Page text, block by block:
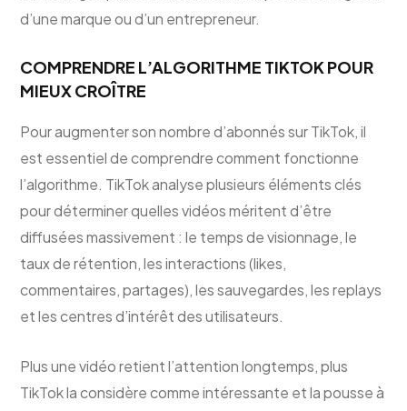
d’une marque ou d’un entrepreneur.
COMPRENDRE L’ALGORITHME TIKTOK POUR
MIEUX CROÎTRE
Pour augmenter son nombre d’abonnés sur TikTok, il
est essentiel de comprendre comment fonctionne
l’algorithme. TikTok analyse plusieurs éléments clés
pour déterminer quelles vidéos méritent d’être
diffusées massivement : le temps de visionnage, le
taux de rétention, les interactions (likes,
commentaires, partages), les sauvegardes, les replays
et les centres d’intérêt des utilisateurs.
Plus une vidéo retient l’attention longtemps, plus
TikTok la considère comme intéressante et la pousse à